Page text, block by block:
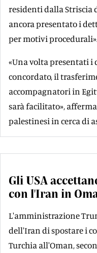
residenti dalla Striscia
ancora presentato i
per motivi
«Una volta presentati
concordato, il
accompagnatori in
sarà facilitato»,
palestinesi in cerca di
Gli USA
con l'Iran in
L'amministrazione
dell'Iran di spostare i
Turchia all'Oman,